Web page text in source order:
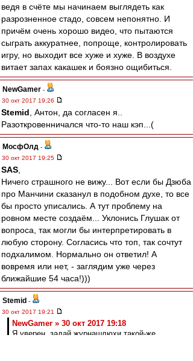
ведя в счёте мы начинаем выглядеть как
разрозненное стадо, совсем непонятно. И
причём очень хорошо видео, что пытаются
сыграть аккуратнее, попроще, контролировать
игру, но выходит все хуже и хуже. В воздухе
витает запах какашек и боязно ощибиться.
NewGamer -
30 окт 2017 19:26
Stemid , Антон, да согласен я..
Разоткровенничался что-то наш кэп...(
МосфОлд -
30 окт 2017 19:25
SAS
Ничего страшного не вижу... Вот если бы Дзюба
про Манчини сказанул в подобном духе, то все
бы просто уписались. А тут проблему на
ровном месте создаём... Уклонись Глушак от
вопроса, так могли бы интерпретировать в
любую сторону. Согласись что топ, так сочтут
подхалимом. Нормально он ответил! А
вовремя или нет, - заглядим уже через
ближайшие 54 часа!)))
Stemid -
30 окт 2017 19:21
NewGamer » 30 окт 2017 19:18
Я уверен, задай журнашлюхи такой-же